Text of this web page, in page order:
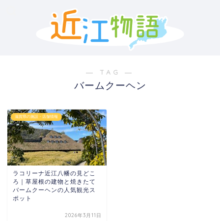
― TAG ―
バームクーヘン
滋賀県の施設・店舗情報
ラコリーナ近江八幡の見どこ
ろ｜草屋根の建物と焼きたて
バームクーヘンの人気観光ス
ポット
2026年3月11日